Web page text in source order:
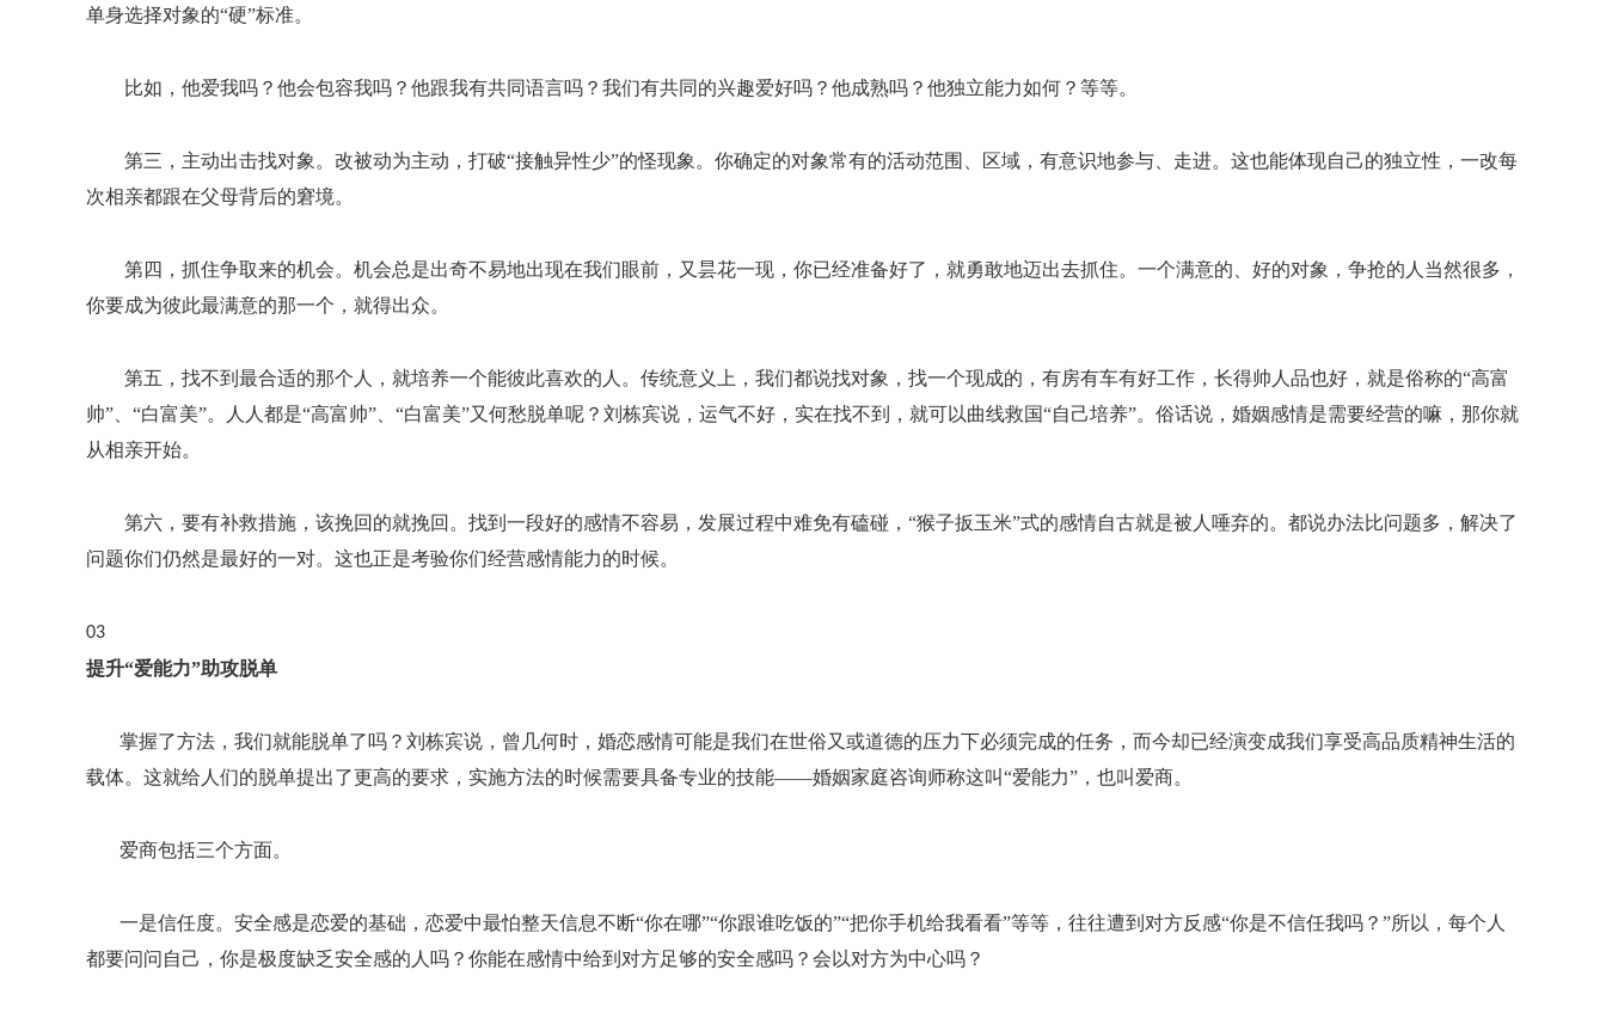
单身选择对象的“硬”标准。
比如，他爱我吗？他会包容我吗？他跟我有共同语言吗？我们有共同的兴趣爱好吗？他成熟吗？他独立能力如何？等等。
第三， 主动出击找对象。改被动为主动，打破“接触异性少”的怪现象。你确定的对象常有的活动范围、区域，有意识地参与、走进。这也能体现自己的独立性，一改每
次相亲都跟在父母背后的窘境。
第四， 抓住争取来的机会。机会总是出奇不易地出现在我们眼前，又昙花一现，你已经准备好了，就勇敢地迈出去抓住。一个满意的、好的对象，争抢的人当然很多，
你要成为彼此最满意的那一个，就得出众。
第五， 找不到最合适的那个人，就培养一个能彼此喜欢的人。传统意义上，我们都说找对象，找一个现成的，有房有车有好工作，长得帅人品也好，就是俗称的“高富
帅”、“白富美”。人人都是“高富帅”、“白富美”又何愁脱单呢？刘栋宾说，运气不好，实在找不到，就可以曲线救国“自己培养”。俗话说，婚姻感情是需要经营的嘛，那你就
从相亲开始。
第六， 要有补救措施，该挽回的就挽回。找到一段好的感情不容易，发展过程中难免有磕碰， “猴子扳玉米”式的感情自古就是被人唾弃的。都说办法比问题多，解决了
问题你们仍然是最好的一对。这也正是考验你们经营感情能力的时候。
03
提升“爱能力”助攻脱单
掌握了方法，我们就能脱单了吗？刘栋宾说，曾几何时，婚恋感情可能是我们在世俗又或道德的压力下必须完成的任务，而今却已经演变成我们享受高品质精神生活的
载体。这就给人们的脱单提出了更高的要求，实施方法的时候需要具备专业的技能——婚姻家庭咨询师称这叫“爱能力”，也叫爱商。
爱商包括三个方面。
一是信任度。安全感是恋爱的基础，恋爱中最怕整天信息不断“你在哪”“你跟谁吃饭的”“把你手机给我看看”等等，往往遭到对方反感“你是不信任我吗？”所以，每个人
都要问问自己，你是极度缺乏安全感的人吗？你能在感情中给到对方足够的安全感吗？会以对方为中心吗？